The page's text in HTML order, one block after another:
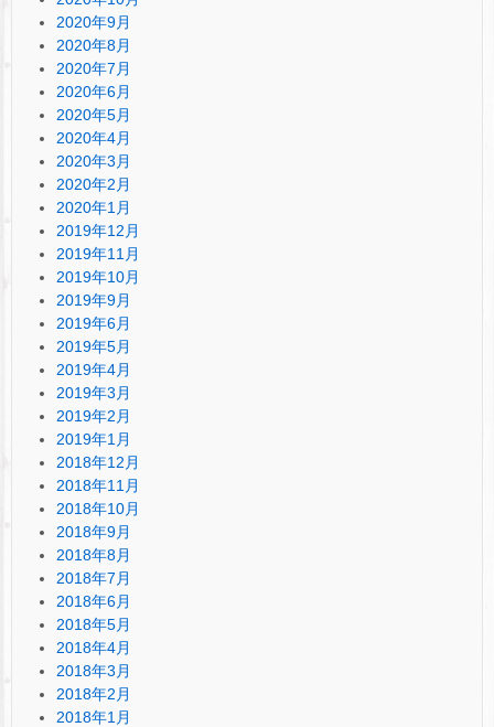
2020年9月
2020年8月
2020年7月
2020年6月
2020年5月
2020年4月
2020年3月
2020年2月
2020年1月
2019年12月
2019年11月
2019年10月
2019年9月
2019年6月
2019年5月
2019年4月
2019年3月
2019年2月
2019年1月
2018年12月
2018年11月
2018年10月
2018年9月
2018年8月
2018年7月
2018年6月
2018年5月
2018年4月
2018年3月
2018年2月
2018年1月